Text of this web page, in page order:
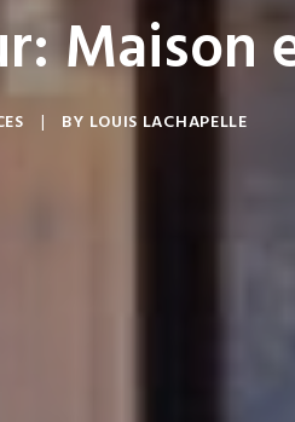
Maison
| BY LOUIS LACHAPELLE